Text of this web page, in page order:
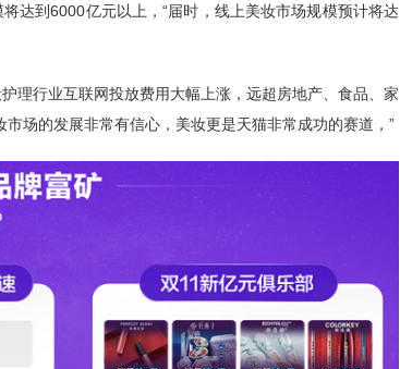
达到6000亿元以上，“届时，线上美妆市场规模预计将达
理行业互联网投放费用大幅上涨，远超房地产、食品、家
场的发展非常有信心，美妆更是天猫非常成功的赛道，”